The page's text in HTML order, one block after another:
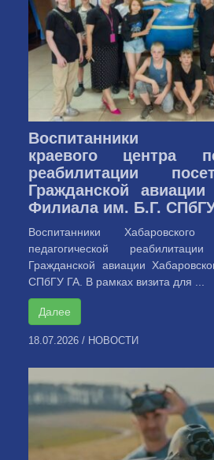
Воспитанники
краевого центра
реабилитации
Гражданской авиации
Филиала им. Б.Г.
Воспитанники
педагогической
Гражданской авиации
СПбГУ ГА. В рамках визита для ...
Далее
18.07.2026 / НОВОСТИ